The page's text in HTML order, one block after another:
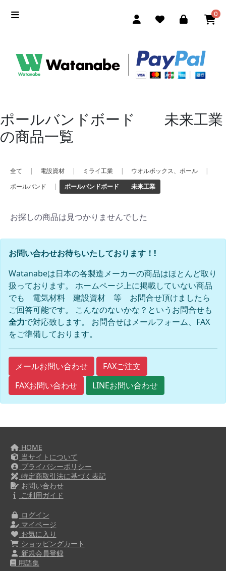
0
ポールバンドボード 未来工業
の商品一覧
全て | 電設資材 | ミライ工業 | ウオルボックス、ポール
|
ポールバンド
| ポールバンドボード 未来工業
お探しの商品は見つかりませんでした
お問い合わせお待ちいたしております！!
Watanabeは日本の各製造メーカーの商品はほとんど取り
扱っております。 ホームページ上に掲載していない商品
でも 電気材料 建設資材 等 お問合せ頂けましたら
ご回答可能です。 こんなのないかな？というお問合せも
全力で対応致します。 お問合せはメールフォーム、FAX
をご準備しております。
メールお問い合わせ
FAXご注文
FAXお問い合わせ
LINEお問い合わせ
HOME
当サイトについて
プライバシーポリシー
特定商取引法に基づく表記
お問い合わせ
ご利用ガイド
ログイン
マイページ
お気に入り
ショッピングカート
新規会員登録
用語集